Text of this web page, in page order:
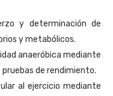
y determinación de
y metabólicos.
de rendimiento.
al ejercicio mediante